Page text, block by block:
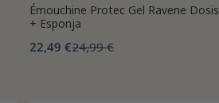
Émouchine Protec Gel Ravene Dosis
+ Esponja
22,49 €24,99 €